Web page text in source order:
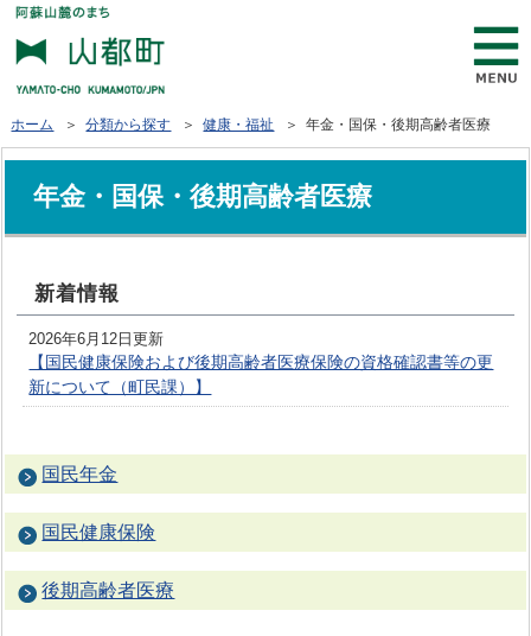
ホーム ＞分類から探す ＞健康・福祉 ＞ 年金・国保・後期高齢者医療
年金・国保・後期高齢者医療
新着情報
2026年6月12日更新
【国民健康保険および後期高齢者医療保険の資格確認書等の更
新について（町民課）】
国民年金
国民健康保険
後期高齢者医療